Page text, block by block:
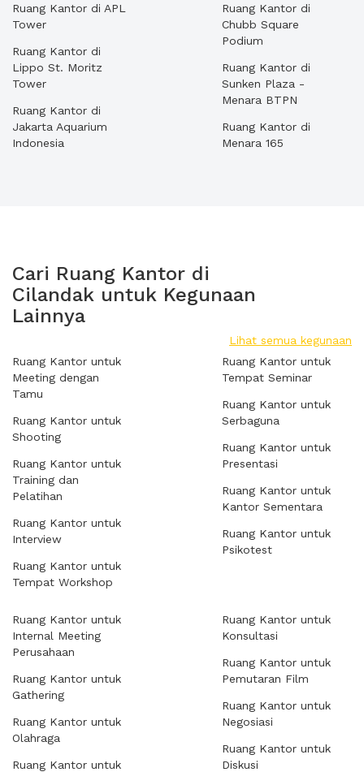
Ruang Kantor di APL
Tower
Ruang Kantor di
Lippo St. Moritz
Tower
Ruang Kantor di
Jakarta Aquarium
Indonesia
Ruang Kantor di
Chubb Square
Podium
Ruang Kantor di
Sunken Plaza -
Menara BTPN
Ruang Kantor di
Menara 165
Cari Ruang Kantor di
Cilandak untuk Kegunaan
Lainnya
Lihat semua kegunaan
Ruang Kantor untuk
Meeting dengan
Tamu
Ruang Kantor untuk
Shooting
Ruang Kantor untuk
Training dan
Pelatihan
Ruang Kantor untuk
Interview
Ruang Kantor untuk
Tempat Workshop
Ruang Kantor untuk
Tempat Seminar
Ruang Kantor untuk
Serbaguna
Ruang Kantor untuk
Presentasi
Ruang Kantor untuk
Kantor Sementara
Ruang Kantor untuk
Psikotest
Ruang Kantor untuk
Internal Meeting
Perusahaan
Ruang Kantor untuk
Gathering
Ruang Kantor untuk
Olahraga
Ruang Kantor untuk
Ruang Kantor untuk
Konsultasi
Ruang Kantor untuk
Pemutaran Film
Ruang Kantor untuk
Negosiasi
Ruang Kantor untuk
Diskusi